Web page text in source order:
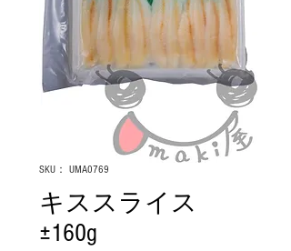
SKU： UMA0769
キススライス
±160g